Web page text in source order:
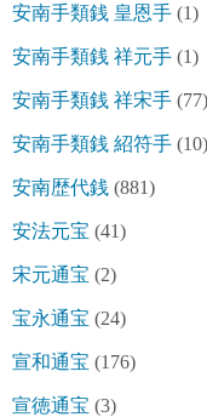
安南手類銭 皇恩手 (1)
安南手類銭 祥元手 (1)
安南手類銭 祥宋手 (77)
安南手類銭 紹符手 (10)
安南歴代銭 (881)
安法元宝 (41)
宋元通宝 (2)
宝永通宝 (24)
宣和通宝 (176)
宣徳通宝 (3)